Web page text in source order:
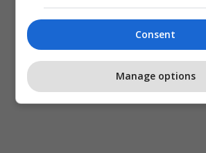
Consent
Manage options